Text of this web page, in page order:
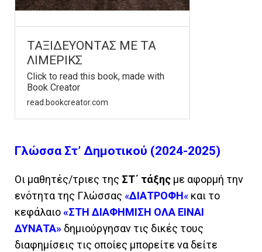
ΤΑΞΙΔΕΥΟΝΤΑΣ ΜΕ ΤΑ
ΛΙΜΕΡΙΚΣ
Click to read this book, made with
Book Creator
read.bookcreator.com
Γλώσσα Στ’ Δημοτικού (2024-2025)
Οι μαθητές/τριες της ΣΤ΄ τάξης με αφορμή την
ενότητα της Γλώσσας «ΔΙΑΤΡΟΦΗ« και το
κεφάλαιο«ΣΤΗ ΔΙΑΦΗΜΙΣΗ ΟΛΑ ΕΙΝΑΙ
ΔΥΝΑΤΑ» δημιούργησαν τις δικές τους
διαφημίσεις τις οποίες μπορείτε να δείτε